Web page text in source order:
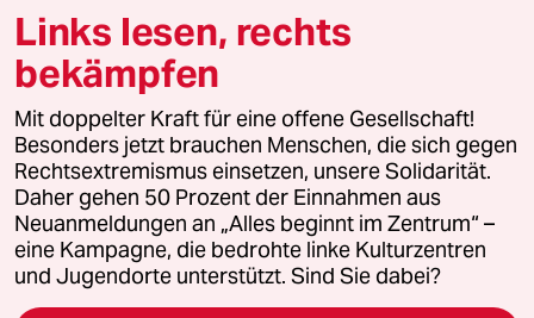
© 2026 taz Verlags und Vertriebs GmbH
Alle Rechte vorbehalten. Bei rechtlichen Fragen oder für Genehmigungen
wenden Sie sich bitte an
lizenzen@taz.de
Feedback Redaktionsstatut Kommune-Richtlinien
Leitlinie Informant Datenschutz Impressum AGB
Links lesen, rechts
bekämpfen
Mit doppelter Kraft für eine offene Gesellschaft!
Besonders jetzt brauchen Menschen, die sich gegen
Rechtsextremismus einsetzen, unsere Solidarität.
Daher gehen 50 Prozent der Einnahmen aus
Neuanmeldungen an „Alles beginnt im Zentrum“ –
eine Kampagne, die bedrohte linke Kulturzentren
und Jugendorte unterstützt. Sind Sie dabei?